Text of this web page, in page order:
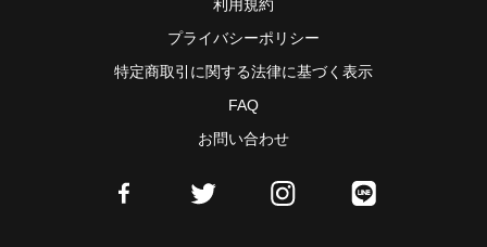
利用規約
プライバシーポリシー
特定商取引に関する法律に基づく表示
FAQ
お問い合わせ